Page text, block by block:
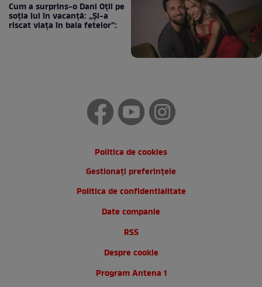
Cum a surprins-o Dani Oțil pe
soția lui în vacanță: „Și-a
riscat viața în baia fetelor”:
Politica de cookies
Gestionați preferințele
Politica de confidentialitate
Date companie
RSS
Despre cookie
Program Antena 1